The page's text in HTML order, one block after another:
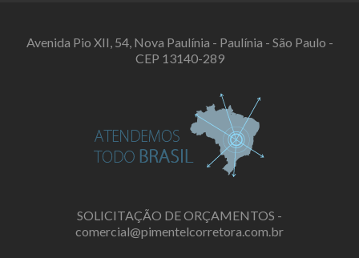
Avenida Pio XII, 54, Nova Paulínia - Paulínia - São Paulo -
CEP 13140-289
SOLICITAÇÃO DE ORÇAMENTOS -
comercial@pimentelcorretora.com.br